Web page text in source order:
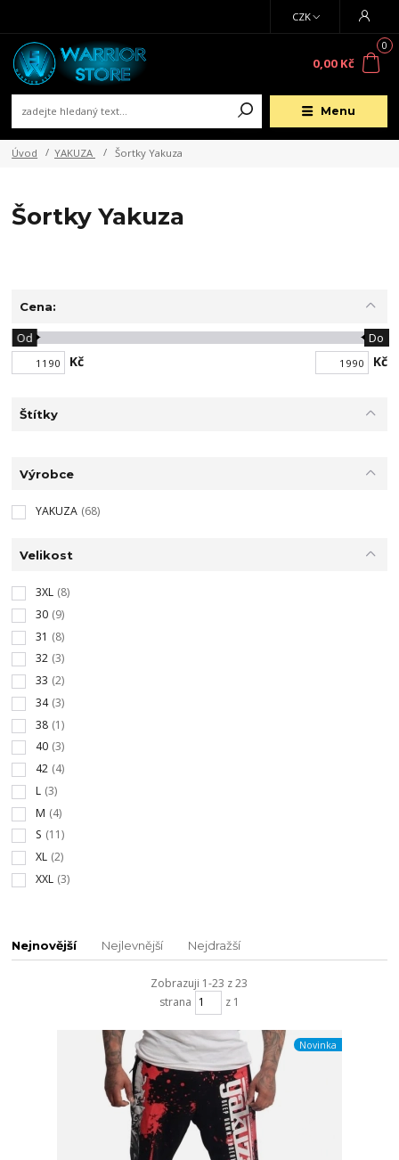
Menu
CZK
0
0,00 Kč
Úvod YAKUZA Šortky Yakuza
Šortky Yakuza
Cena:
Kč
Od Do
Kč
Štítky
Výrobce
YAKUZA (68)
Velikost
3XL (8)
30 (9)
31 (8)
32 (3)
33 (2)
34 (3)
38 (1)
40 (3)
42 (4)
L (3)
M (4)
S (11)
XL (2)
XXL (3)
Nejnovější Nejlevnější Nejdražší
Zobrazuji 1-23 z 23
strana
z 1
Novinka